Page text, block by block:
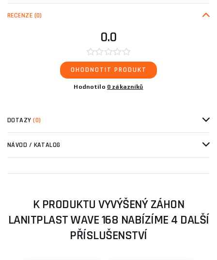
RECENZE (0)
0.0
OHODNOTIT PRODUKT
Hodnotilo 0 zákazníků
DOTAZY(0)
NÁVOD / KATALOG
K PRODUKTU VYVÝŠENÝ ZÁHON
LANITPLAST WAVE 168 NABÍZÍME 4 DALŠÍ
PŘÍSLUŠENSTVÍ